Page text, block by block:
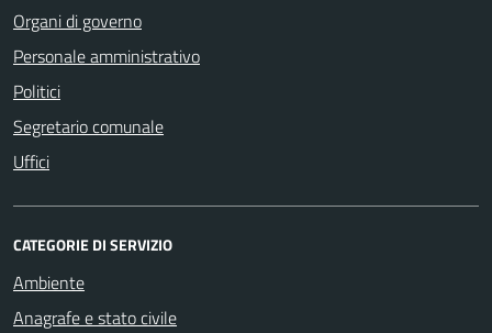
Organi di governo
Personale amministrativo
Politici
Segretario comunale
Uffici
CATEGORIE DI SERVIZIO
Ambiente
Anagrafe e stato civile